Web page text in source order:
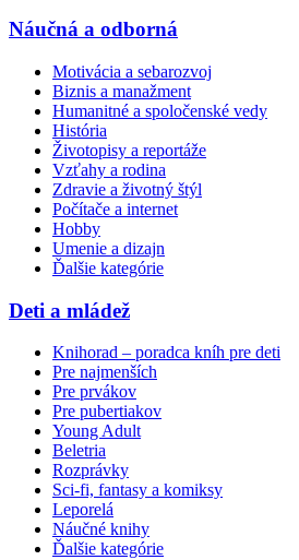
Náučná a odborná
Motivácia a sebarozvoj
Biznis a manažment
Humanitné a spoločenské vedy
História
Životopisy a reportáže
Vzťahy a rodina
Zdravie a životný štýl
Počítače a internet
Hobby
Umenie a dizajn
Ďalšie kategórie
Deti a mládež
Knihorad – poradca kníh pre deti
Pre najmenších
Pre prvákov
Pre pubertiakov
Young Adult
Beletria
Rozprávky
Sci-fi, fantasy a komiksy
Leporelá
Náučné knihy
Ďalšie kategórie